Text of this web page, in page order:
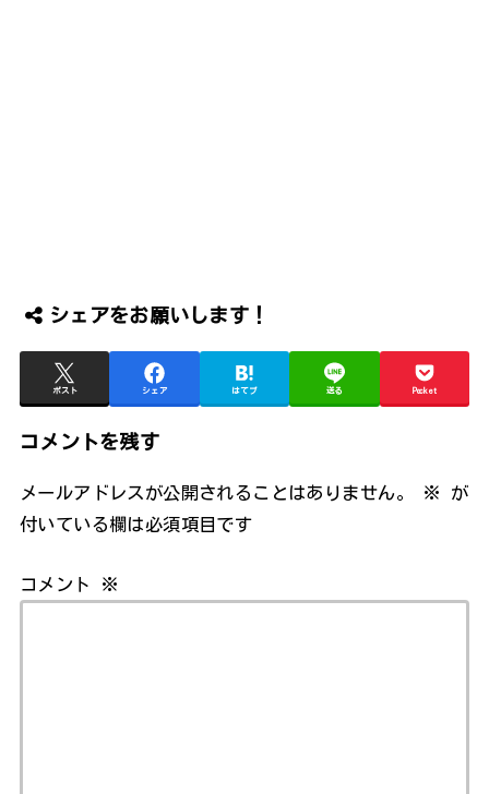
シェアをお願いします！
ポスト シェア はてブ 送る Pocket
コメントを残す
メールアドレスが公開されることはありません。 ※
が
付いている欄は必須項目です
コメント ※